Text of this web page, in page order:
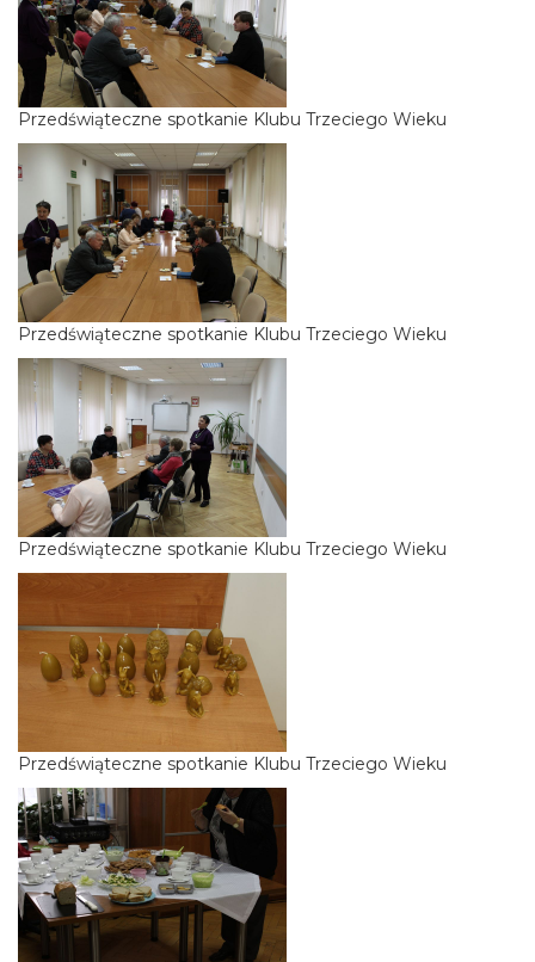
Przedświąteczne spotkanie Klubu Trzeciego Wieku
Przedświąteczne spotkanie Klubu Trzeciego Wieku
Przedświąteczne spotkanie Klubu Trzeciego Wieku
Przedświąteczne spotkanie Klubu Trzeciego Wieku